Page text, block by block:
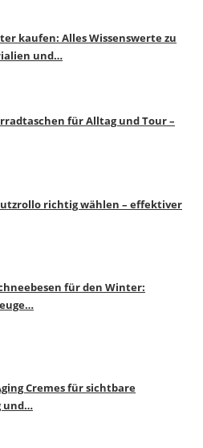
kaufen: Alles Wissenswerte zu
und…
für Alltag und Tour –
richtig wählen – effektiver
für den Winter:
Cremes für sichtbare
und…